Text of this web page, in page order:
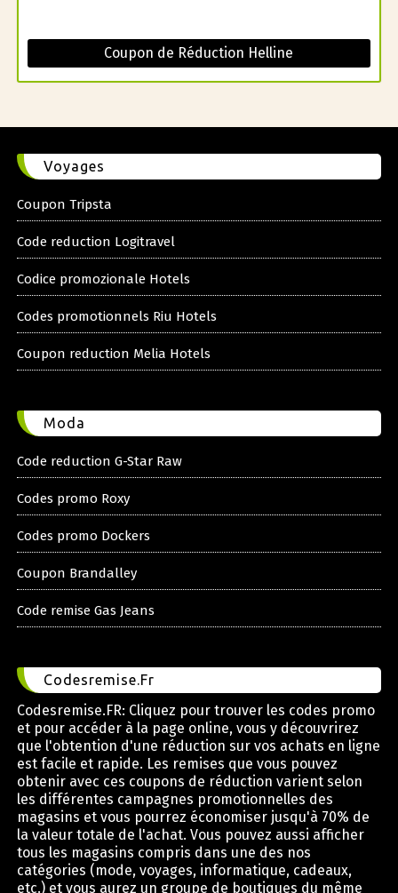
Coupon de Réduction Helline
Voyages
Coupon Tripsta
Code reduction Logitravel
Codice promozionale Hotels
Codes promotionnels Riu Hotels
Coupon reduction Melia Hotels
Moda
Code reduction G-Star Raw
Codes promo Roxy
Codes promo Dockers
Coupon Brandalley
Code remise Gas Jeans
Codesremise.Fr
Codesremise.FR: Cliquez pour trouver les codes promo
et pour accéder à la page online, vous y découvrirez
que l'obtention d'une réduction sur vos achats en ligne
est facile et rapide. Les remises que vous pouvez
obtenir avec ces coupons de réduction varient selon
les différentes campagnes promotionnelles des
magasins et vous pourrez économiser jusqu'à 70% de
la valeur totale de l'achat. Vous pouvez aussi afficher
tous les magasins compris dans une des nos
catégories (mode, voyages, informatique, cadeaux,
etc.) et vous aurez un groupe de boutiques du même